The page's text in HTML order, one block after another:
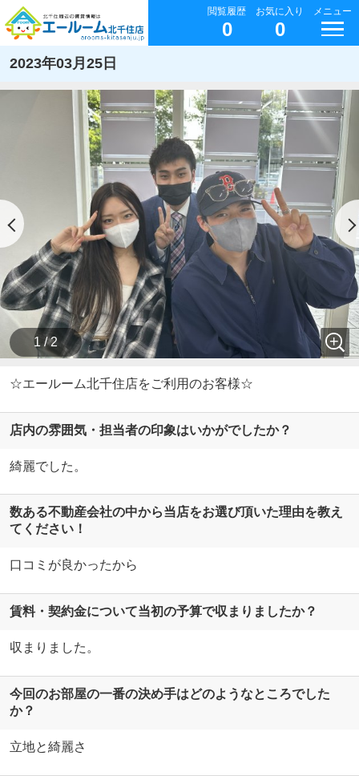
閲覧履歴
0
お気に入り
0
メニュー
2023年03月25日
1 / 2
☆エールーム北千住店をご利用のお客様☆
店内の雰囲気・担当者の印象はいかがでしたか？
綺麗でした。
数ある不動産会社の中から当店をお選び頂いた理由を教え
てください！
口コミが良かったから
賃料・契約金について当初の予算で収まりましたか？
収まりました。
今回のお部屋の一番の決め手はどのようなところでした
か？
立地と綺麗さ